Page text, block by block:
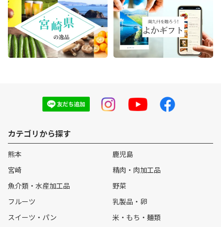
カテゴリから探す
熊本
鹿児島
宮崎
精肉・肉加工品
魚介類・水産加工品
野菜
フルーツ
乳製品・卵
スイーツ・パン
米・もち・麺類